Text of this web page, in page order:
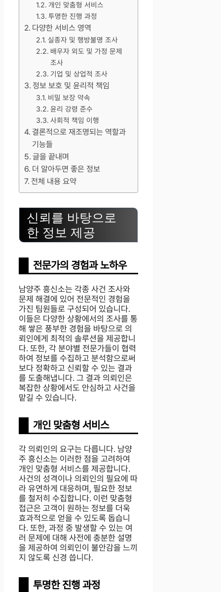
개인 맞춤형 서비스
투명한 진행 과정
다양한 서비스 영역
실종자 및 행방불명 조사
배우자 외도 및 가정 문제
조사
기업 및 상업적 조사
정보 보호 및 윤리적 책임
비밀 보장 약속
윤리 강령 준수
사회적 책임 이행
결론적으로 재조명되는 역할과
기능들
글을 끝내며
더 알아두면 좋은 정보
전체 내용 요약
신뢰를 바탕으로
한 정보 제공
전문가의 경험과 노하우
남양주 흥신소는 각종 사건 조사와
문제 해결에 있어 전문적인 경험을
가진 팀원들로 구성되어 있습니다.
이들은 다양한 상황에서의 조사를 통
해 쌓은 풍부한 경험을 바탕으로 의
뢰인에게 최적의 솔루션을 제공합니
다. 또한, 각 분야별 전문가들이 협력
하여 정보를 수집하고 분석함으로써
보다 정확하고 신뢰할 수 있는 결과
를 도출해냅니다. 그 결과 의뢰인은
복잡한 상황에서도 안심하고 사건을
맡길 수 있습니다.
개인 맞춤형 서비스
각 의뢰인의 요구는 다릅니다. 남양
주 흥신소는 이러한 점을 고려하여
개인 맞춤형 서비스를 제공합니다.
사건의 성격이나 의뢰인의 필요에 따
라 유연하게 대응하며, 필요한 정보
를 철저히 수집합니다. 이런 맞춤형
접근은 고객이 원하는 정보를 더욱
효과적으로 얻을 수 있도록 돕습니
다. 또한, 과정 중 발생할 수 있는 여
러 문제에 대해 사전에 충분한 설명
을 제공하여 의뢰인이 불안감을 느끼
지 않도록 신경 씁니다.
투명한 진행 과정